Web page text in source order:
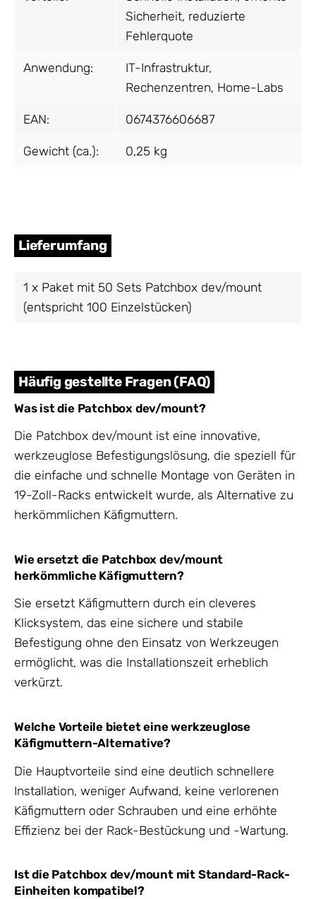
Sicherheit, reduzierte
Fehlerquote
Anwendung:
IT-Infrastruktur,
Rechenzentren, Home-Labs
EAN: 0674376606687
Gewicht (ca.): 0,25 kg
Lieferumfang
1 x Paket mit 50 Sets Patchbox dev/mount
(entspricht 100 Einzelstücken)
Häufig gestellte Fragen (FAQ)
Was ist die Patchbox dev/mount?
Die Patchbox dev/mount ist eine innovative,
werkzeuglose Befestigungslösung, die speziell für
die einfache und schnelle Montage von Geräten in
19-Zoll-Racks entwickelt wurde, als Alternative zu
herkömmlichen Käfigmuttern.
Wie ersetzt die Patchbox dev/mount
herkömmliche Käfigmuttern?
Sie ersetzt Käfigmuttern durch ein cleveres
Klicksystem, das eine sichere und stabile
Befestigung ohne den Einsatz von Werkzeugen
ermöglicht, was die Installationszeit erheblich
verkürzt.
Welche Vorteile bietet eine werkzeuglose
Käfigmuttern-Alternative?
Die Hauptvorteile sind eine deutlich schnellere
Installation, weniger Aufwand, keine verlorenen
Käfigmuttern oder Schrauben und eine erhöhte
Effizienz bei der Rack-Bestückung und -Wartung.
Ist die Patchbox dev/mount mit Standard-Rack-
Einheiten kompatibel?